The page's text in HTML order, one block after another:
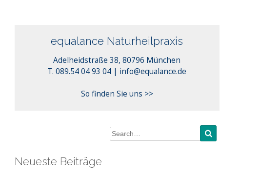
equalance Naturheilpraxis
Adelheidstraße 38, 80796 München
T. 089.54 04 93 04 | info@equalance.de
So finden Sie uns >>
Neueste Beiträge